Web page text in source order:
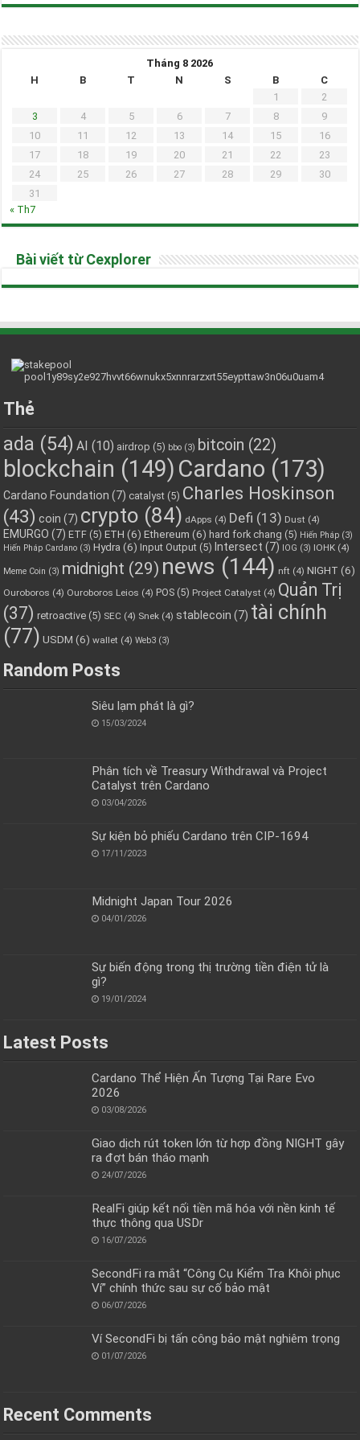
Tháng 8 2026
H
B T N S B
C
1
2
3
4 5 6 7 8
9
10
11 12 13 14 15
16
17
18 19 20 21 22
23
24
25 26 27 28 29
30
31
« Th7
Bài viết từ Cexplorer
Thẻ
ada (54) AI (10) airdrop (5) bbo (3) bitcoin (22)
blockchain (149) Cardano (173)
Cardano Foundation (7) catalyst (5) Charles Hoskinson
(43) coin (7) crypto (84) dApps (4) Defi (13) Dust (4)
EMURGO (7) ETF (5) ETH (6) Ethereum (6) hard fork chang (5) Hiến Pháp (3)
Hiến Pháp Cardano (3) Hydra (6) Input Output (5) Intersect (7) IOG (3) IOHK (4)
Meme Coin (3) midnight (29) news (144) nft (4) NIGHT (6)
Ouroboros (4) Ouroboros Leios (4) POS (5) Project Catalyst (4) Quản Trị
(37) retroactive (5) SEC (4) Snek (4) stablecoin (7) tài chính
(77) USDM (6) wallet (4) Web3 (3)
Random Posts
Siêu lạm phát là gì?
15/03/2024
Phân tích về Treasury Withdrawal và Project
Catalyst trên Cardano
03/04/2026
Sự kiện bỏ phiếu Cardano trên CIP-1694
17/11/2023
Midnight Japan Tour 2026
04/01/2026
Sự biến động trong thị trường tiền điện tử là
gì?
19/01/2024
Latest Posts
Cardano Thể Hiện Ấn Tượng Tại Rare Evo
2026
03/08/2026
Giao dịch rút token lớn từ hợp đồng NIGHT gây
ra đợt bán tháo mạnh
24/07/2026
RealFi giúp kết nối tiền mã hóa với nền kinh tế
thực thông qua USDr
16/07/2026
SecondFi ra mắt “Công Cụ Kiểm Tra Khôi phục
Ví” chính thức sau sự cố bảo mật
06/07/2026
Ví SecondFi bị tấn công bảo mật nghiêm trọng
01/07/2026
Recent Comments